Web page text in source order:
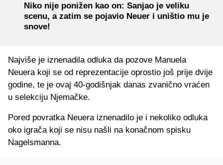
Niko nije ponižen kao on: Sanjao je veliku
scenu, a zatim se pojavio Neuer i uništio mu je
snove!
Najviše je iznenadila odluka da pozove Manuela
Neuera koji se od reprezentacije oprostio još prije dvije
godine, te je ovaj 40-godišnjak danas zvanično vraćen
u selekciju Njemačke.
Pored povratka Neuera iznenadilo je i nekoliko odluka
oko igrača koji se nisu našli na konačnom spisku
Nagelsmanna.